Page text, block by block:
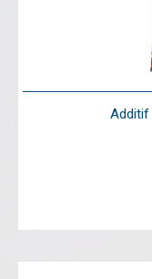
Additif